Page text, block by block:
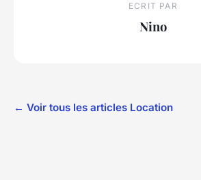
ECRIT PAR
Nino
← Voir tous les articles Location